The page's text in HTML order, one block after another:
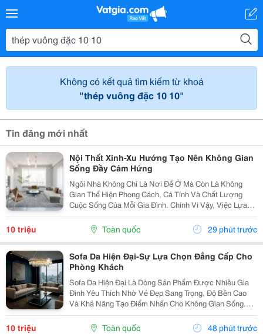
Không có kết quả tìm kiếm từ khoá
"thép vuông đặc 10 10"
Tin đăng mới nhất
Nội Thất Xinh-Xu Hướng Tạo Nên Không Gian
Sống Đầy Cảm Hứng
Ngôi Nhà Không Chỉ Là Nơi Để Ở Mà Còn Là Không
Gian Thể Hiện Phong Cách, Cá Tính Và Chất Lượng
Cuộc Sống Của Mỗi Gia Đình. Chính Vì Vậy, Việc Lựa
Chọn Nội Thất Xinh Đang Trở Thành Xu Hướng Được
Nhiều Người Quan Tâm Khi Muốn Biến Không Gian
Sống Trở...
10 triệu Toàn quốc 29 phút trước
Sofa Da Hiện Đại-Sự Lựa Chọn Đẳng Cấp Cho
Phòng Khách
Sofa Da Hiện Đại Là Dòng Sản Phẩm Được Nhiều Gia
Đình Yêu Thích Nhờ Vẻ Đẹp Sang Trọng, Độ Bền Cao
Và Khả Năng Tạo Điểm Nhấn Cho Không Gian Sống.
Với Thiết Kế Tinh Tế Cùng Chất Liệu Da Cao Cấp, Sofa
Không Chỉ Mang Lại Cảm Giác Thoải Mái Mà Còn Thể...
10 triệu Toàn quốc 48 phút trước